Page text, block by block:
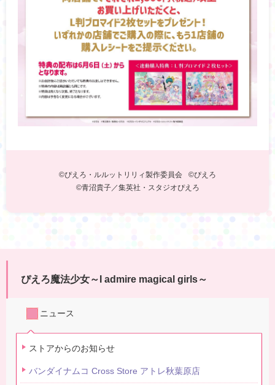
©ぴえろ・ルルットリリィ製作委員会
©ぴえろ
©青沼貴子／集英社・スタジオぴえろ
ぴえろ魔法少女～I admire magical girls～
ニュース
ストアからのお知らせ
バンダイナムコ Cross Store アトレ秋葉原店